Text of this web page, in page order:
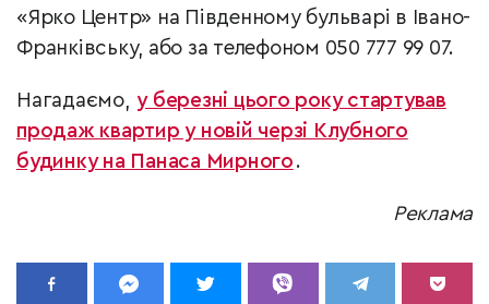
«Ярко Центр» на Південному бульварі в Івано-
Франківську, або за телефоном 050 777 99 07.
Нагадаємо,
у березні цього року стартував
продаж квартир у новій черзі Клубного
будинку на Панаса Мирного .
Реклама